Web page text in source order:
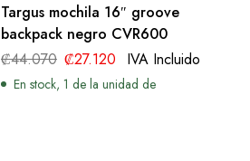
Targus mochila 16″ groove
backpack negro CVR600
₡44.070 ₡27.120 IVA Incluido
En stock, 1 de la unidad de